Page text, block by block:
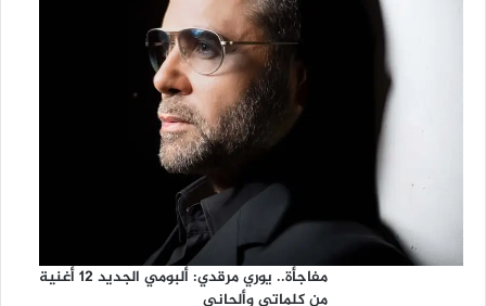
مفاجأة.. يوري مرقدي: ألبومي الجديد 12 أغنية
من كلماتي وألحاني